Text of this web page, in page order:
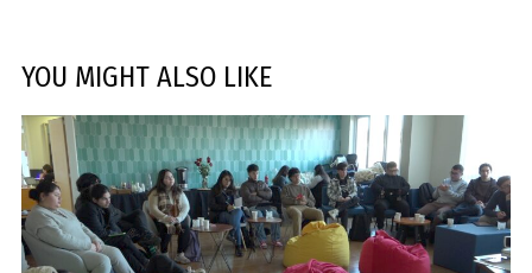
YOU MIGHT ALSO LIKE